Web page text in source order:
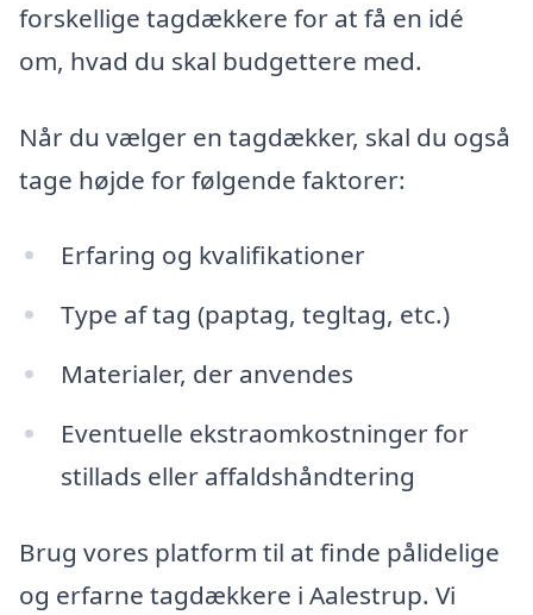
forskellige tagdækkere for at få en idé
om, hvad du skal budgettere med.
Når du vælger en tagdækker, skal du også
tage højde for følgende faktorer:
Erfaring og kvalifikationer
Type af tag (paptag, tegltag, etc.)
Materialer, der anvendes
Eventuelle ekstraomkostninger for
stillads eller affaldshåndtering
Brug vores platform til at finde pålidelige
og erfarne tagdækkere i Aalestrup. Vi